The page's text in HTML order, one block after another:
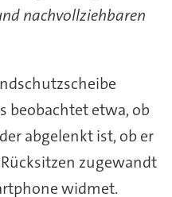
nachvollziehbaren
beobachtet etwa, ob
abgelenkt ist, ob er
zugewandt
widmet.